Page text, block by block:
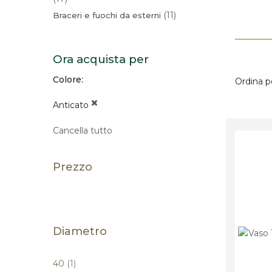
Braceri e fuochi da esterni 11
Ora acquista per
Colore
Anticato
Cancella tutto
Prezzo
Diametro
40 1elemento
Ordina